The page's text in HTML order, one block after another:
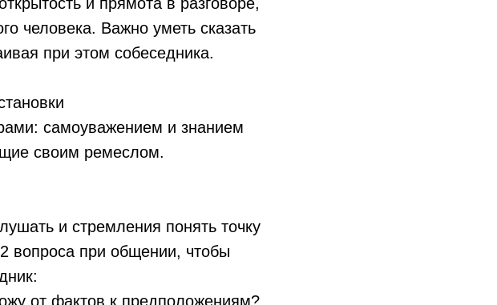
человека. Важно уметь сказать
при этом собеседника.
самоуважением и знанием
своим ремеслом.
и стремления понять точку
вопроса при общении, чтобы
от фактов к предположениям?